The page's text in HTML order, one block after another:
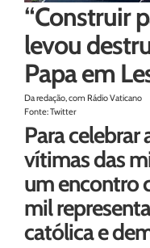
“Construir
levou
Papa em
Da redação, com Rádio Vaticano
Fonte: Twitter
Para celebrar
vítimas das
um encontro
mil
católica e